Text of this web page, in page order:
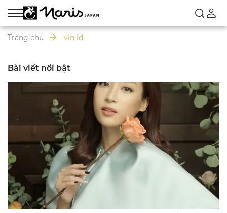
Trang chủ vin id
Bài viết nổi bật